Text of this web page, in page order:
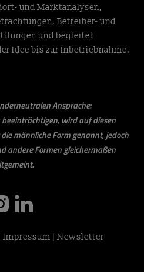
und Marktanalysen,
Betreiber- und
und begleitet
Idee bis zur Inbetriebnahme.
Ansprache:
wird auf diesen
männliche Form genannt, jedoch
andere Formen gleichermaßen
instagram
Impressum | Newsletter